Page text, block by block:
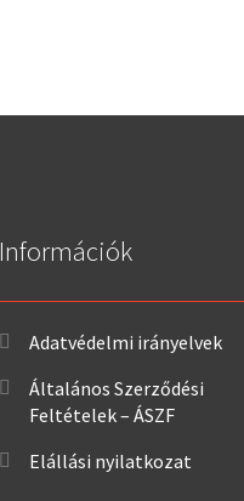
Információk
Adatvédelmi irányelvek
Általános Szerződési
Feltételek – ÁSZF
Elállási nyilatkozat